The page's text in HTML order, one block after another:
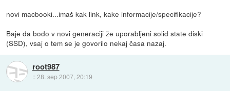
novi macbooki...imaš kak link, kake informacije/specifikacije?
Baje da bodo v novi generaciji že uporabljeni solid state diski
(SSD), vsaj o tem se je govorilo nekaj časa nazaj.
root987
::28. sep 2007, 20:19